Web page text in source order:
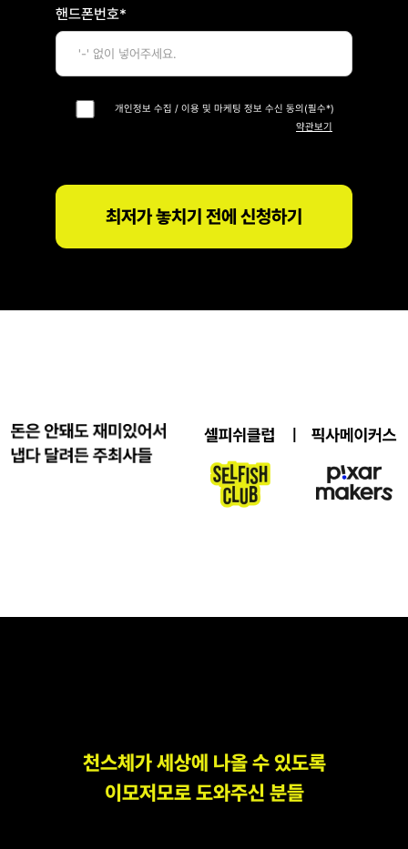
핸드폰번호*
개인정보 수집 / 이용 및 마케팅 정보 수신 동의(필수*)
약관보기
천스체가 세상에 나올 수 있도록
이모저모로 도와주신 분들